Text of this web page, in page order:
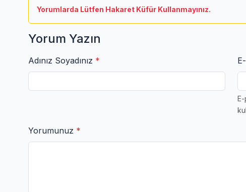
Yorumlarda Lütfen Hakaret Küfür Kullanmayınız.
Yorum Yazın
Adınız Soyadınız *
Yorumunuz *